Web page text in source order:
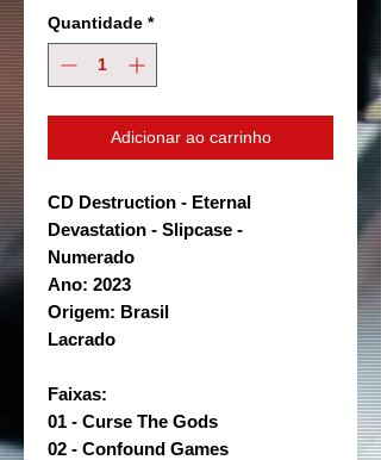
Quantidade *
Adicionar ao carrinho
CD Destruction - Eternal
Devastation - Slipcase -
Numerado
Ano: 2023
Origem: Brasil
Lacrado
Faixas:
01 - Curse The Gods
02 - Confound Games